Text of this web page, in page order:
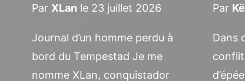
Par XLan le 23 juillet 2026
Journal d’un homme perdu à
bord du Tempestad Je me
nomme XLan, conquistador
Par
Dans